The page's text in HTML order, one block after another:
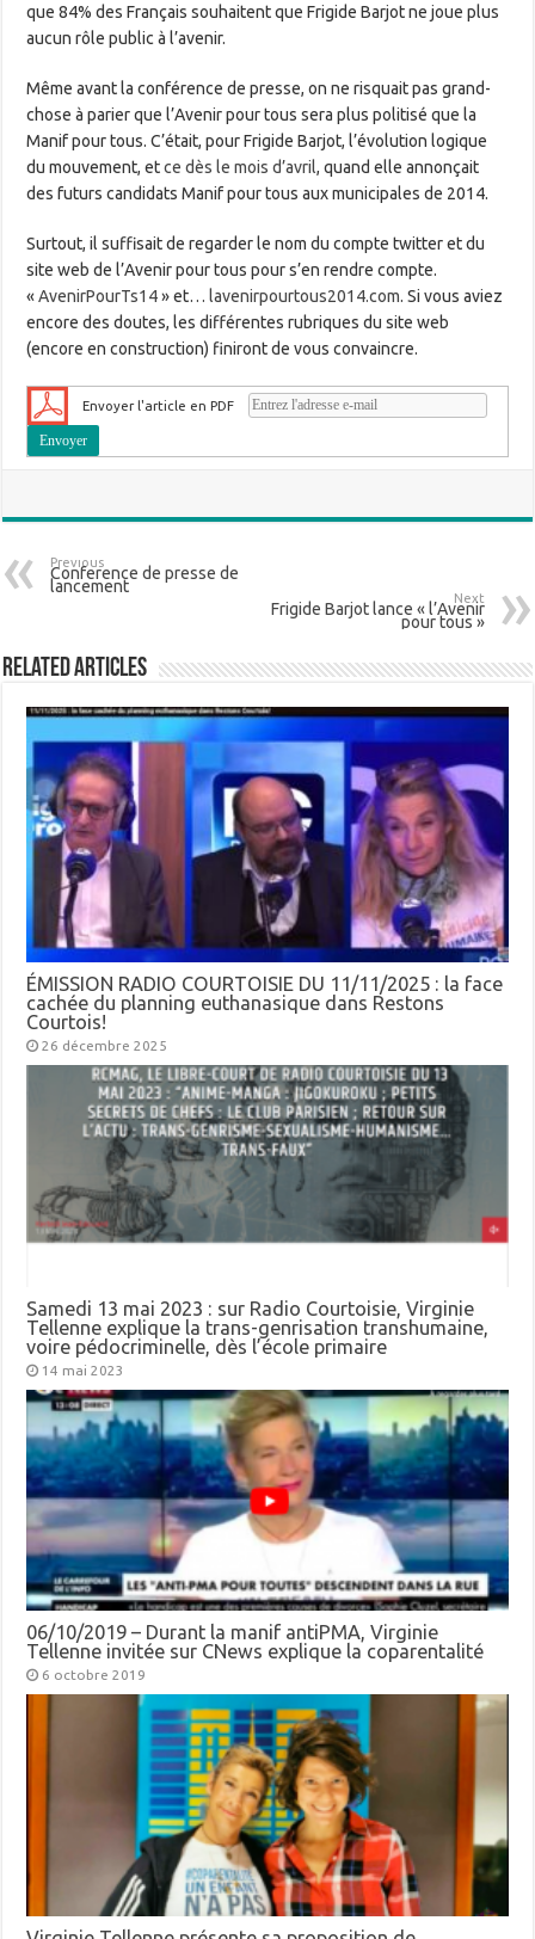
que 84% des Français souhaitent que Frigide Barjot ne joue plus
aucun rôle public à l’avenir.
Même avant la conférence de presse, on ne risquait pas grand-
chose à parier que l’Avenir pour tous sera plus politisé que la
Manif pour tous. C’était, pour Frigide Barjot, l’évolution logique
du mouvement, etce dès le mois d’avril, quand elle annonçait
des futurs candidats Manif pour tous aux municipales de 2014.
Surtout, il suffisait de regarder le nom du compte twitter et du
site web de l’Avenir pour tous pour s’en rendre compte.
«AvenirPourTs14» et… lavenirpourtous2014.com. Si vous aviez
encore des doutes, les différentes rubriques du site web
(encore en construction) finiront de vous convaincre.
Envoyer l'article en PDF
Previous
Conference de presse de
lancement
Next
Frigide Barjot lance « l’Avenir
pour tous »
Related Articles
ÉMISSION RADIO COURTOISIE DU 11/11/2025 : la face
cachée du planning euthanasique dans Restons
Courtois!
26 décembre 2025
Samedi 13 mai 2023 : sur Radio Courtoisie, Virginie
Tellenne explique la trans-genrisation transhumaine,
voire pédocriminelle, dès l’école primaire
14 mai 2023
06/10/2019 – Durant la manif antiPMA, Virginie
Tellenne invitée sur CNews explique la coparentalité
6 octobre 2019